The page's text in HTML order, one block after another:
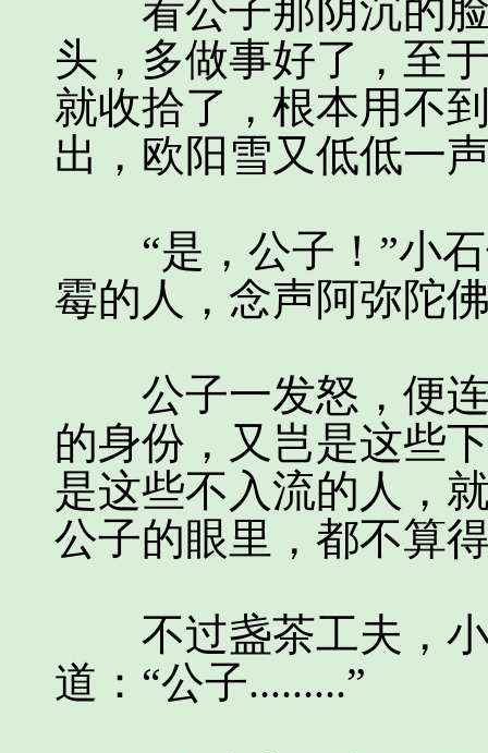
看公子那阴沉的脸
头，多做事好了，至
就收拾了，根本用不
出，欧阳雪又低低一
“是，公子！”小石
霉的人，念声阿弥陀
公子一发怒，便连
的身份，又岂是这些
是这些不入流的人，
公子的眼里，都不算
不过盏茶工夫，小
道：“公子.........”